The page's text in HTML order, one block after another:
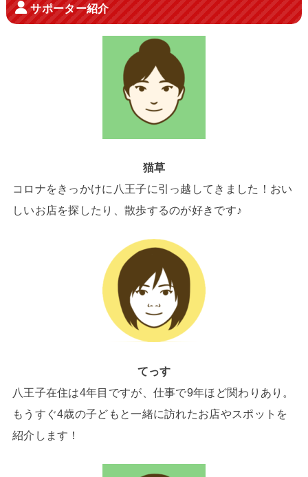
サポーター紹介
猫草
コロナをきっかけに八王子に引っ越してきました！おい
しいお店を探したり、散歩するのが好きです♪
てっす
八王子在住は4年目ですが、仕事で9年ほど関わりあり。
もうすぐ4歳の子どもと一緒に訪れたお店やスポットを
紹介します！